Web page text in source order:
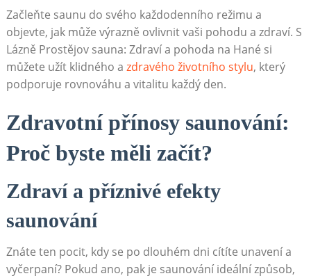
Začleňte saunu do svého každodenního režimu a
objevte, jak může výrazně ovlivnit vaši pohodu a zdraví. S
Lázně Prostějov sauna: Zdraví a pohoda na Hané si
můžete užít klidného a zdravého životního stylu, který
podporuje rovnováhu a vitalitu každý den.
Zdravotní přínosy saunování:
Proč byste měli začít?
Zdraví a příznivé efekty
saunování
Znáte ten pocit, kdy se po dlouhém dni cítíte unavení a
vyčerpaní? Pokud ano, pak je saunování ideální způsob,